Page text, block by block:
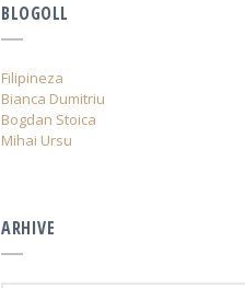
BLOGOLL
Filipineza
Bianca Dumitriu
Bogdan Stoica
Mihai Ursu
ARHIVE